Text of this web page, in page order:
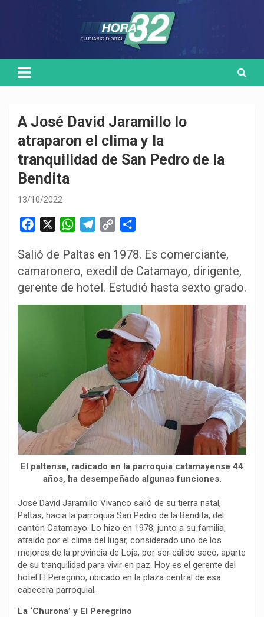
A José David Jaramillo lo
atraparon el clima y la
tranquilidad de San Pedro de la
Bendita
13/10/2022
c
e
b
W
a
t
s
e
g
m
p
y
L
k
m
p
a
t
i
r
Salió de Paltas en 1978. Es comerciante,
camaronero, exedil de Catamayo, dirigente,
gerente de hotel. Estudió hasta sexto grado.
El paltense, radicado en la parroquia catamayense 44
años, ha desempeñado algunas funciones.
José David Jaramillo Vivanco salió de su tierra natal,
Paltas, hacia la parroquia San Pedro de la Bendita, del
cantón Catamayo. Lo hizo en 1978, junto a su familia,
atraído por el clima del lugar, considerado uno de los
mejores de la provincia de Loja, por ser cálido seco, aparte
de su tranquilidad para vivir en paz. Hoy es el gerente del
hotel El Peregrino, ubicado en la plaza central de esa
cabecera parroquial.
La ‘Churona’ y El Peregrino